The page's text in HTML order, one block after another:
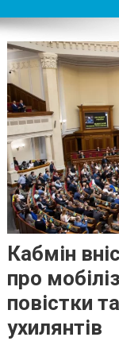
Кабмін
про
повістки
ухилянтів